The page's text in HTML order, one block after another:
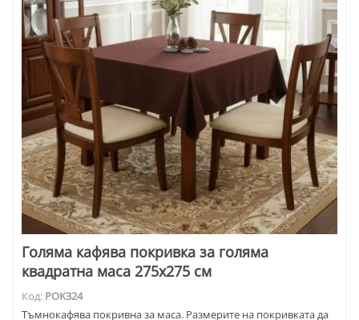
Голяма кафява покривка за голяма
квадратна маса 275х275 см
Код: POK324
Тъмнокафява покривна за маса. Размерите на покривката да